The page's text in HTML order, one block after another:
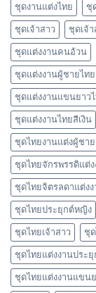
ชุดงานแต่งไทย ชุ
ชุดเจ้าสาว ชุดเจ้
ชุดแต่งงานคนอ้วน
ชุดแต่งงานผู้ชายไทย
ชุดแต่งงานแขนยาว
ชุดแต่งงานไทยสีเงิน
ชุดไทยงานแต่งผู้ชาย
ชุดไทยจักรพรรดิแต่
ชุดไทยจิตรลดาแต่ง
ชุดไทยประยุกต์หญิง
ชุดไทยเจ้าสาว ชุ
ชุดไทยแต่งงานประ
ชุดไทยแต่งงานแขน